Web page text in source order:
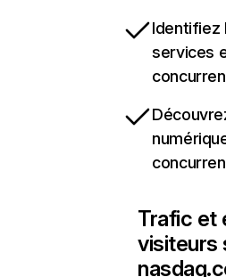
Identifiez
services
Trafic et
visiteurs